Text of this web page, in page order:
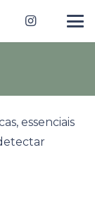
essenciais